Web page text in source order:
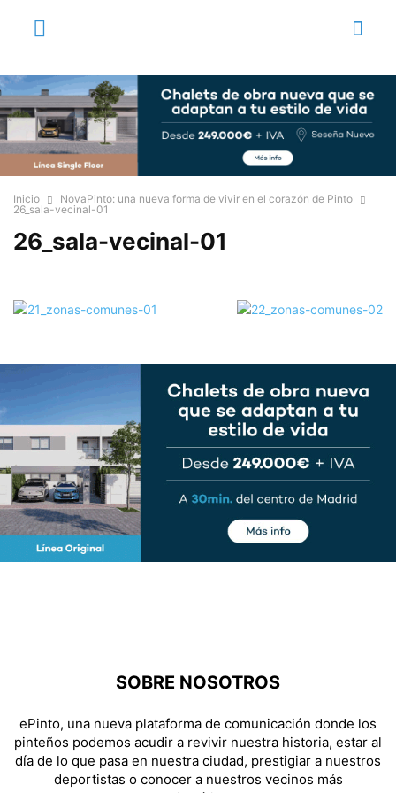
Inicio
NovaPinto: una nueva forma de vivir en el corazón de Pinto
26_sala-vecinal-01
26_sala-vecinal-01
SOBRE NOSOTROS
ePinto, una nueva plataforma de comunicación donde los
pinteños podemos acudir a revivir nuestra historia, estar al
día de lo que pasa en nuestra ciudad, prestigiar a nuestros
deportistas o conocer a nuestros vecinos más